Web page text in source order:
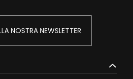
NOSTRA NEWSLETTER